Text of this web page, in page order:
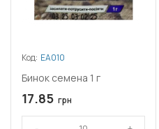
Код: ЕА010
Бинок семена 1 г
17.85 грн